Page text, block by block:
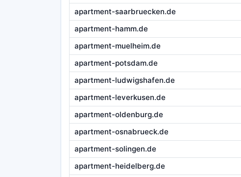
apartment-saarbruecken.de
apartment-hamm.de
apartment-muelheim.de
apartment-potsdam.de
apartment-ludwigshafen.de
apartment-leverkusen.de
apartment-oldenburg.de
apartment-osnabrueck.de
apartment-solingen.de
apartment-heidelberg.de